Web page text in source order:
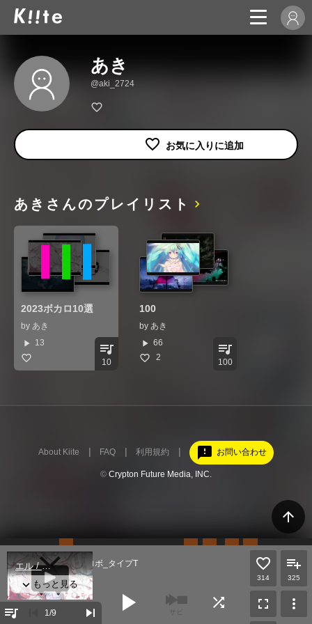
あき
@aki_2724
あきさんのプレイリスト
2023ボカロ10選
by あき
play_arrow 13 queue_music
10
100
by あき
play_arrow 66
2
queue_music
100
arrow_upward
About Kiite FAQ 利用規約 feedback お問い合わせ
© Crypton Future Media, INC.
queue_music 1 /9 skip_next
エル / ナースロボ_タイプT
二錠
play_arrow サビ
shuffle
314 325
fullscreen more_vert